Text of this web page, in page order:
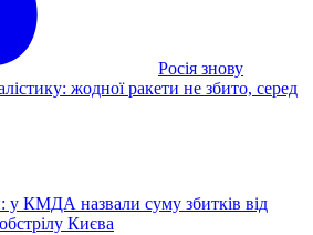
Росія знову
жодної ракети не збито, серед
у КМДА назвали суму збитків від
Києва